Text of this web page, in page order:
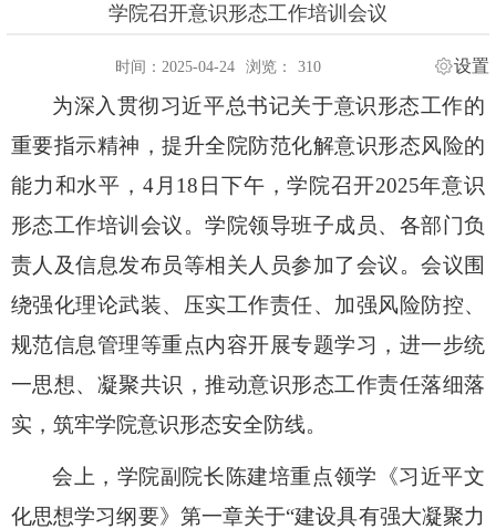
学院召开意识形态工作培训会议
时间：2025-04-24 浏览： 310 设置
为深入贯彻习近平总书记关于意识形态工作的
重要指示精神，提升全院防范化解意识形态风险的
能力和水平， 4月 18 日下午，学院召开2025年意识
形态工作培训会议。学院领导班子成员、各部门负
责人及信息发布员等相关人员参加了会议。会议围
绕强化理论武装、压实工作责任、加强风险防控、
规范信息管理等重点内容开展专题学习，进一步统
一思想、凝聚共识，推动意识形态工作责任落细落
实，筑牢学院意识形态安全防线。
会上，学院副院长陈建培重点领学《习近平文
化思想学习纲要》第一章关于“建设具有强大凝聚力